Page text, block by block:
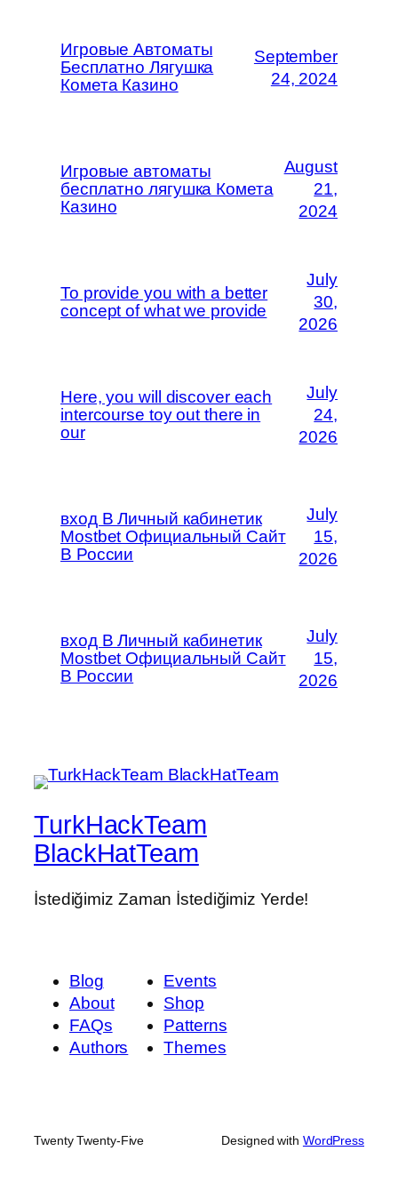
Игровые Автоматы
Бесплатно Лягушка
Комета Казино
September
24, 2024
Игровые автоматы
бесплатно лягушка Комета
Казино
August
21,
2024
To provide you with a better
concept of what we provide
July
30,
2026
Here, you will discover each
intercourse toy out there in
our
July
24,
2026
вход В Личный кабинетик
Mostbet Официальный Сайт
В России
July
15,
2026
вход В Личный кабинетик
Mostbet Официальный Сайт
В России
July
15,
2026
TurkHackTeam
BlackHatTeam
İstediğimiz Zaman İstediğimiz Yerde!
Blog
About
FAQs
Authors
Events
Shop
Patterns
Themes
Twenty Twenty-Five Designed with WordPress